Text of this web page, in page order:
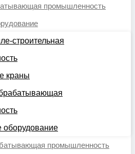
промышленность
строительная
краны
промышленность